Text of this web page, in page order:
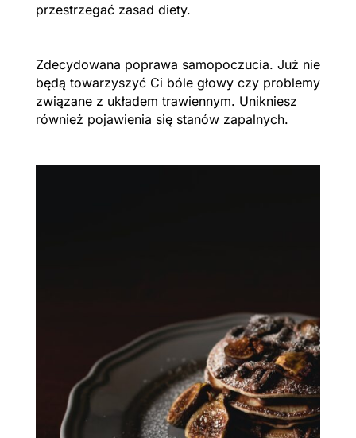
przestrzegać zasad diety.
Zdecydowana poprawa samopoczucia. Już nie
będą towarzyszyć Ci bóle głowy czy problemy
związane z układem trawiennym. Unikniesz
również pojawienia się stanów zapalnych.